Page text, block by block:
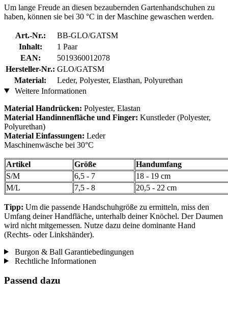
Um lange Freude an diesen bezaubernden Gartenhandschuhen zu
haben, können sie bei 30 °C in der Maschine gewaschen werden.
Art.-Nr.:
BB-GLO/GATSM
Inhalt:
1 Paar
EAN:
5019360012078
Hersteller-Nr.: GLO/GATSM
Material:
Leder, Polyester, Elasthan, Polyurethan
Weitere Informationen
Material Handrücken: Polyester, Elastan
Material Handinnenfläche und Finger: Kunstleder (Polyester,
Polyurethan)
Material Einfassungen: Leder
Maschinenwäsche bei 30°C
Artikel Größe
Handumfang
S/M
6,5 - 7
18 - 19 cm
M/L
7,5 - 8 20,5 - 22 cm
Tipp: Um die passende Handschuhgröße zu ermitteln, miss den
Umfang deiner Handfläche, unterhalb deiner Knöchel. Der Daumen
wird nicht mitgemessen. Nutze dazu deine dominante Hand
(Rechts- oder Linkshänder).
Burgon & Ball Garantiebedingungen
Rechtliche Informationen
Passend dazu